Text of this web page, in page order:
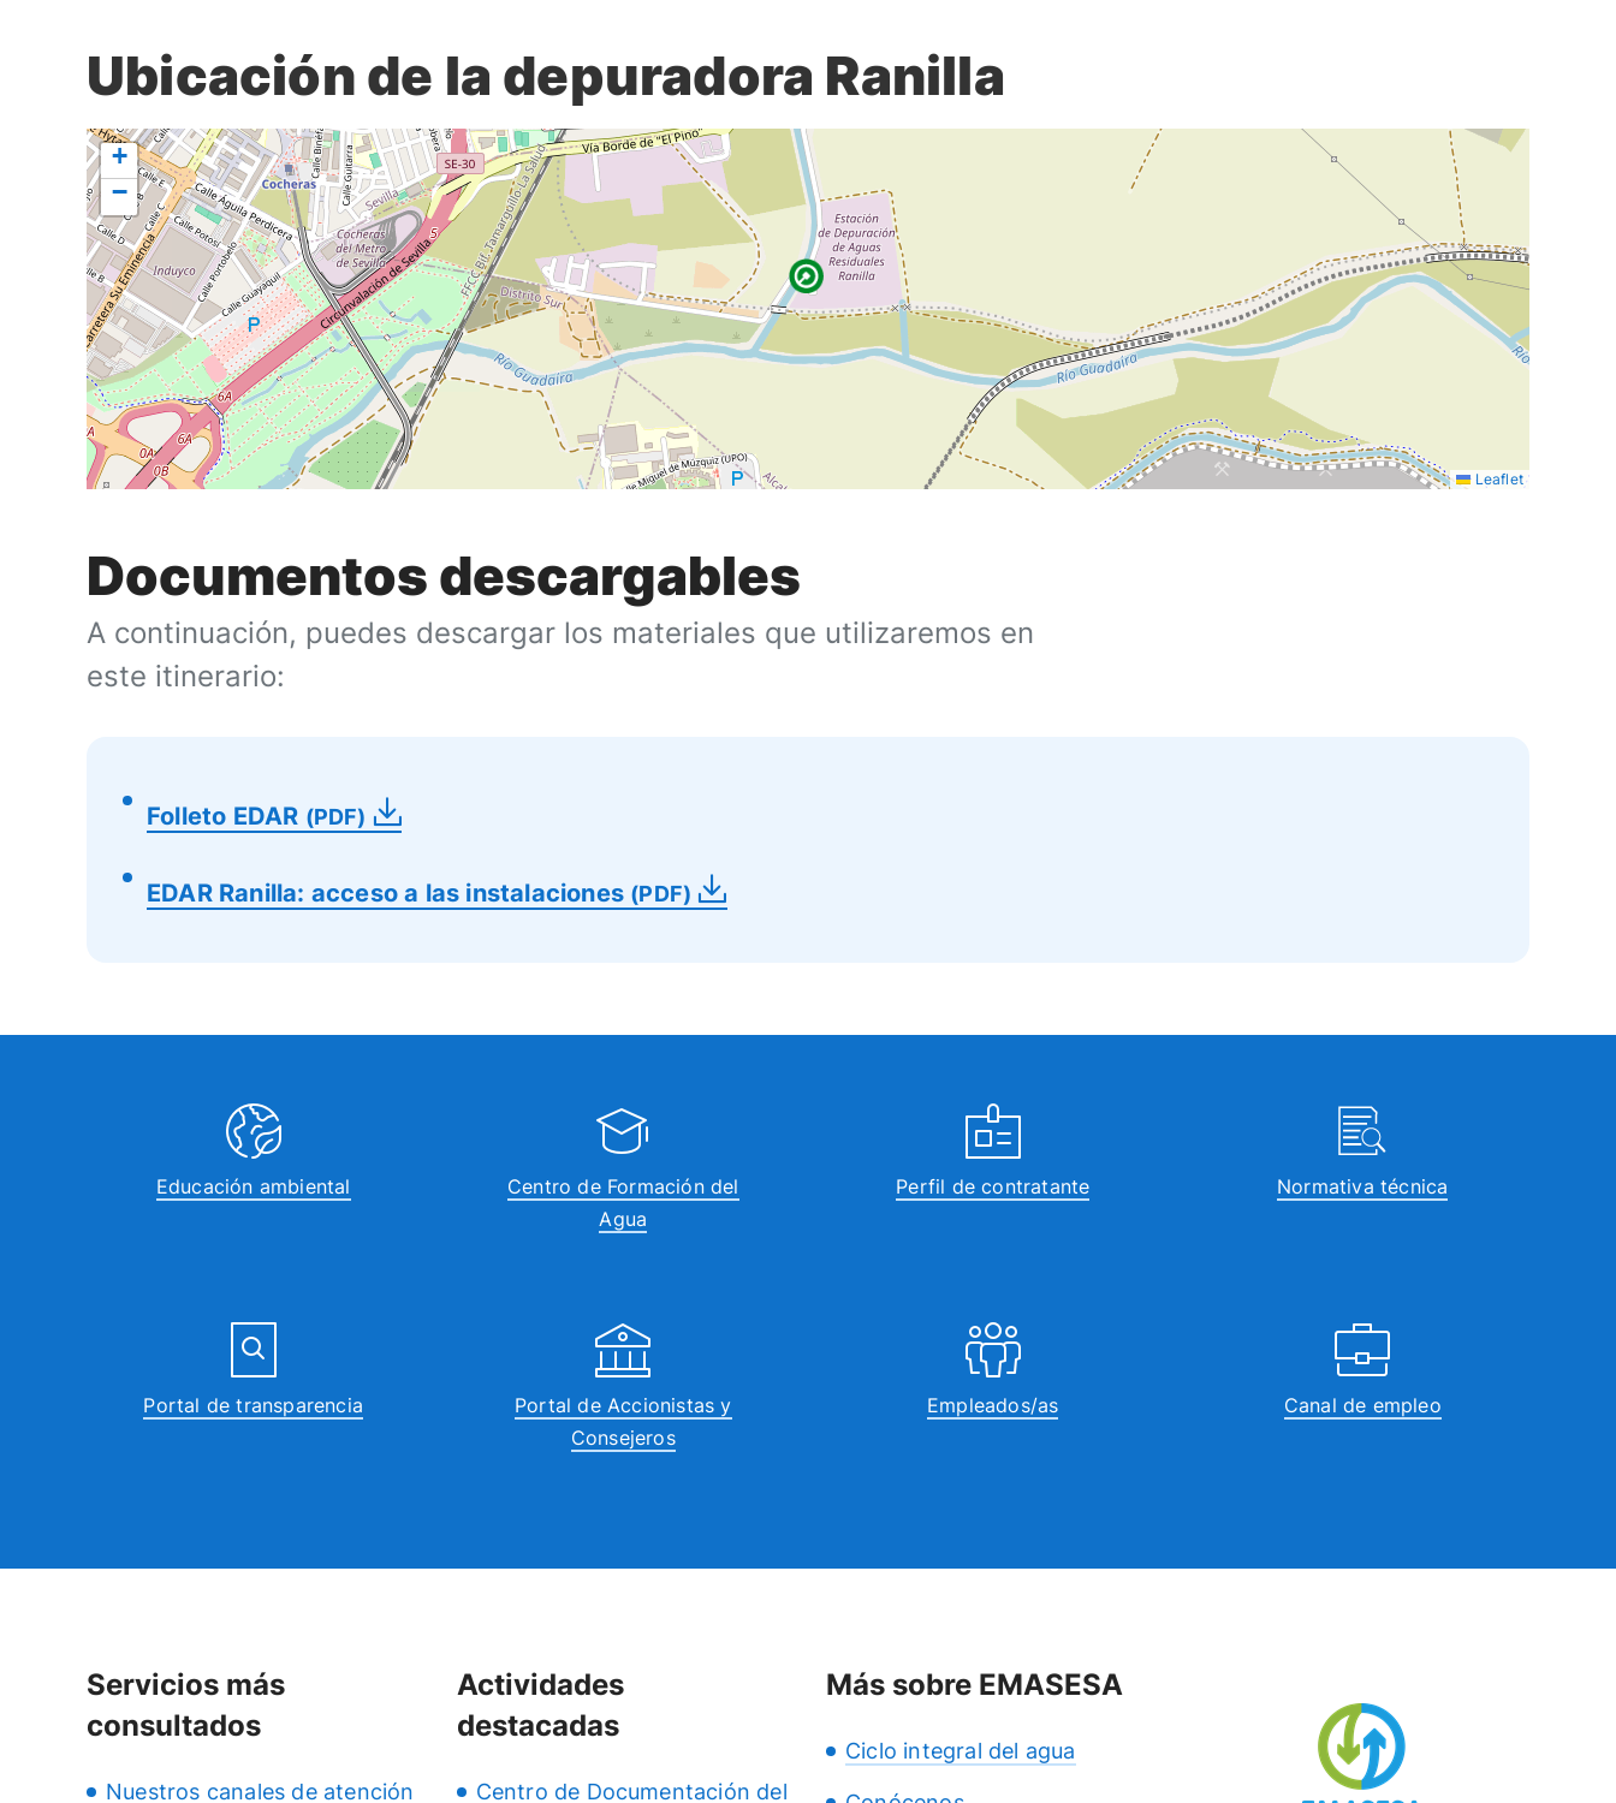
Ubicación de la depuradora Ranilla
+
−
Leaflet
Documentos descargables
A continuación, puedes descargar los materiales que utilizaremos en
este itinerario:
Folleto EDAR (PDF)
EDAR Ranilla: acceso a las instalaciones (PDF)
Educación ambiental
Centro de Formación del
Agua
Perfil de contratante Normativa técnica
Portal de transparencia
Portal de Accionistas y
Consejeros
Empleados/as Canal de empleo
Servicios más
consultados
Nuestros canales de atención
Actividades
destacadas
Centro de Documentación del
Más sobre EMASESA
Ciclo integral del agua